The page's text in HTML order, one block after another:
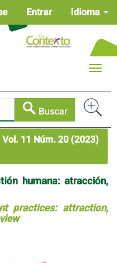
Idioma
Entrar
Buscar
Toggle
Vol. 11 Núm. 20 (2023)
humana: atracción,
practices: attraction,